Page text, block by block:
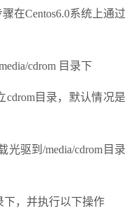
在Centos6.0系统上通过
cdrom 目录下
cdrom目录，默认情况是
光驱到/media/cdrom目录
下，并执行以下操作